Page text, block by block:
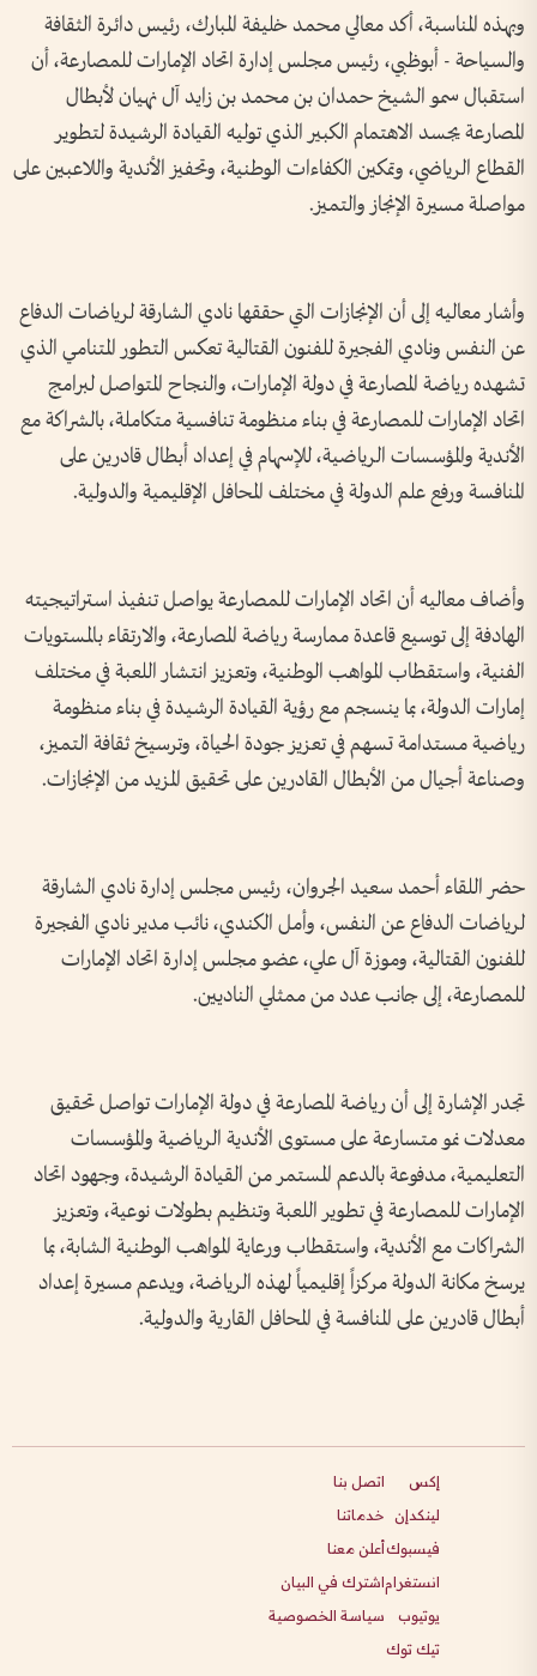
وبهذه المناسبة، أكد معالي محمد خليفة المبارك، رئيس دائرة الثقافة
والسياحة - أبوظبي، رئيس مجلس إدارة اتحاد الإمارات للمصارعة، أن
استقبال سمو الشيخ حمدان بن محمد بن زايد آل نهيان لأبطال
المصارعة يجسد الاهتمام الكبير الذي توليه القيادة الرشيدة لتطوير
القطاع الرياضي، وتمكين الكفاءات الوطنية، وتحفيز الأندية واللاعبين على
مواصلة مسيرة الإنجاز والتميز.
وأشار معاليه إلى أن الإنجازات التي حققها نادي الشارقة لرياضات الدفاع
عن النفس ونادي الفجيرة للفنون القتالية تعكس التطور المتنامي الذي
تشهده رياضة المصارعة في دولة الإمارات، والنجاح المتواصل لبرامج
اتحاد الإمارات للمصارعة في بناء منظومة تنافسية متكاملة، بالشراكة مع
الأندية والمؤسسات الرياضية، للإسهام في إعداد أبطال قادرين على
المنافسة ورفع علم الدولة في مختلف المحافل الإقليمية والدولية.
وأضاف معاليه أن اتحاد الإمارات للمصارعة يواصل تنفيذ استراتيجيته
الهادفة إلى توسيع قاعدة ممارسة رياضة المصارعة، والارتقاء بالمستويات
الفنية، واستقطاب المواهب الوطنية، وتعزيز انتشار اللعبة في مختلف
إمارات الدولة، بما ينسجم مع رؤية القيادة الرشيدة في بناء منظومة
رياضية مستدامة تسهم في تعزيز جودة الحياة، وترسيخ ثقافة التميز،
وصناعة أجيال من الأبطال القادرين على تحقيق المزيد من الإنجازات.
حضر اللقاء أحمد سعيد الجروان، رئيس مجلس إدارة نادي الشارقة
لرياضات الدفاع عن النفس، وأمل الكندي، نائب مدير نادي الفجيرة
للفنون القتالية، وموزة آل علي، عضو مجلس إدارة اتحاد الإمارات
للمصارعة، إلى جانب عدد من ممثلي الناديين.
تجدر الإشارة إلى أن رياضة المصارعة في دولة الإمارات تواصل تحقيق
معدلات نمو متسارعة على مستوى الأندية الرياضية والمؤسسات
التعليمية، مدفوعة بالدعم المستمر من القيادة الرشيدة، وجهود اتحاد
الإمارات للمصارعة في تطوير اللعبة وتنظيم بطولات نوعية، وتعزيز
الشراكات مع الأندية، واستقطاب ورعاية المواهب الوطنية الشابة، بما
يرسخ مكانة الدولة مركزاً إقليمياً لهذه الرياضة، ويدعم مسيرة إعداد
أبطال قادرين على المنافسة في المحافل القارية والدولية.
إكس
لينكدإن
فيسبوك
انستغرام
يوتيوب
تيك توك
اتصل بنا
خدماتنا
أعلن معنا
اشترك في البيان
سياسة الخصوصية